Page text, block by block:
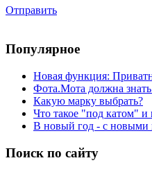
Отправить
Популярное
Новая функция:
Фота.Мота должна
Какую марку выбрать?
Что такое "под катом" и
В новый год - с новыми
Поиск по сайту